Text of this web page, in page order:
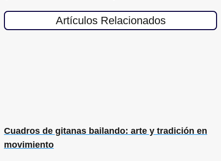
Artículos Relacionados
Cuadros de gitanas bailando: arte y tradición en
movimiento